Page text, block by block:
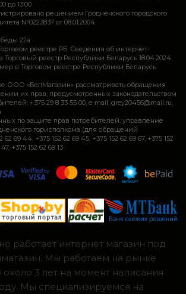
до 13:00
решением Гродненского городского
№0223837 от 08.01.2004
22а
реестре РБ: Сведения об интернет-
реестр Республики Беларусь 18.04.2024,
в Торговом реестре Республики Беларусь
ООО «БелМагазин» рассматривать обращения
их прав, предусмотренных законодательством
+375 29 8 33 55 00, e-mail: grey20456@mail.ru,
по защите прав потребителей: управление
горисполкома (для обращений
62 69 44, +375 152 62 69 45, +375 152 62 69 67, +375 152
+375 152 62 69 13
работает интернет магазин под
Мы работаем на рынке
3 лет на момент написания
Мы специализируемся на